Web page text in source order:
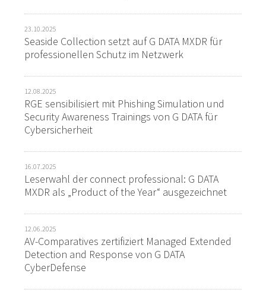
23.10.2025
Seaside Collection setzt auf G DATA MXDR für
professionellen Schutz im Netzwerk
12.08.2025
RGE sensibilisiert mit Phishing Simulation und
Security Awareness Trainings von G DATA für
Cybersicherheit
16.07.2025
Leserwahl der connect professional: G DATA
MXDR als „Product of the Year“ ausgezeichnet
12.06.2025
AV-Comparatives zertifiziert Managed Extended
Detection and Response von G DATA
CyberDefense